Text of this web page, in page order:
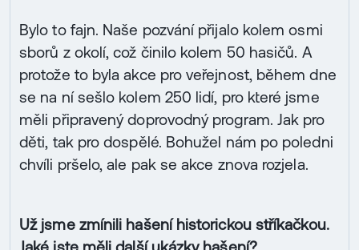
Bylo to fajn. Naše pozvání přijalo kolem osmi
sborů z okolí, což činilo kolem 50 hasičů. A
protože to byla akce pro veřejnost, během dne
se na ní sešlo kolem 250 lidí, pro které jsme
měli připravený doprovodný program. Jak pro
děti, tak pro dospělé. Bohužel nám po poledni
chvíli pršelo, ale pak se akce znova rozjela.
Už jsme zmínili hašení historickou stříkačkou.